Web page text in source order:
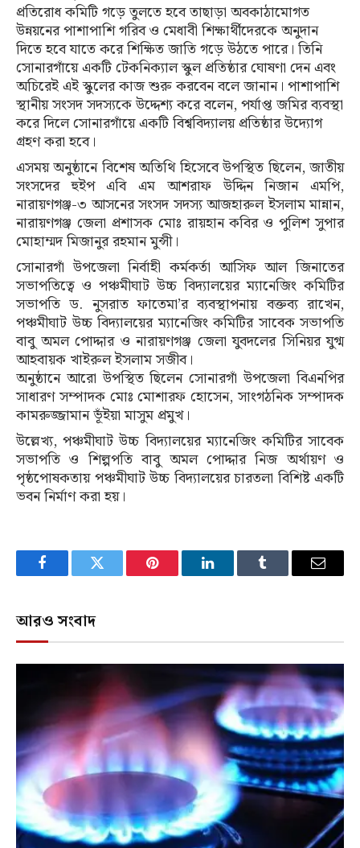
প্রতিরোধ কমিটি গড়ে তুলতে হবে তাছাড়া অবকাঠামোগত
উন্নয়নের পাশাপাশি গরিব ও মেধাবী শিক্ষার্থীদেরকে অনুদান
দিতে হবে যাতে করে শিক্ষিত জাতি গড়ে উঠতে পারে। তিনি
সোনারগাঁয়ে একটি টেকনিক্যাল স্কুল প্রতিষ্ঠার ঘোষণা দেন এবং
অচিরেই এই স্কুলের কাজ শুরু করবেন বলে জানান। পাশাপাশি
স্থানীয় সংসদ সদস্যকে উদ্দেশ্য করে বলেন, পর্যাপ্ত জমির ব্যবস্থা
করে দিলে সোনারগাঁয়ে একটি বিশ্ববিদ্যালয় প্রতিষ্ঠার উদ্যোগ
গ্রহণ করা হবে।
এসময় অনুষ্ঠানে বিশেষ অতিথি হিসেবে উপস্থিত ছিলেন, জাতীয়
সংসদের হুইপ এবি এম আশরাফ উদ্দিন নিজান এমপি,
নারায়ণগঞ্জ-৩ আসনের সংসদ সদস্য আজহারুল ইসলাম মান্নান,
নারায়ণগঞ্জ জেলা প্রশাসক মোঃ রায়হান কবির ও পুলিশ সুপার
মোহাম্মদ মিজানুর রহমান মুন্সী।
সোনারগাঁ উপজেলা নির্বাহী কর্মকর্তা আসিফ আল জিনাতের
সভাপতিত্বে ও পঞ্চমীঘাট উচ্চ বিদ্যালয়ের ম্যানেজিং কমিটির
সভাপতি ড. নুসরাত ফাতেমা’র ব্যবস্থাপনায় বক্তব্য রাখেন,
পঞ্চমীঘাট উচ্চ বিদ্যালয়ের ম্যানেজিং কমিটির সাবেক সভাপতি
বাবু অমল পোদ্দার ও নারায়ণগঞ্জ জেলা যুবদলের সিনিয়র যুগ্ম
আহবায়ক খাইরুল ইসলাম সজীব।
অনুষ্ঠানে আরো উপস্থিত ছিলেন সোনারগাঁ উপজেলা বিএনপির
সাধারণ সম্পাদক মোঃ মোশারফ হোসেন, সাংগঠনিক সম্পাদক
কামরুজ্জামান ভূঁইয়া মাসুম প্রমুখ।
উল্লেখ্য, পঞ্চমীঘাট উচ্চ বিদ্যালয়ের ম্যানেজিং কমিটির সাবেক
সভাপতি ও শিল্পপতি বাবু অমল পোদ্দার নিজ অর্থায়ণ ও
পৃষ্ঠপোষকতায় পঞ্চমীঘাট উচ্চ বিদ্যালয়ের চারতলা বিশিষ্ট একটি
ভবন নির্মাণ করা হয়।
FacebookTwitter Pinterest LinkedInTumblr Email
আরও সংবাদ